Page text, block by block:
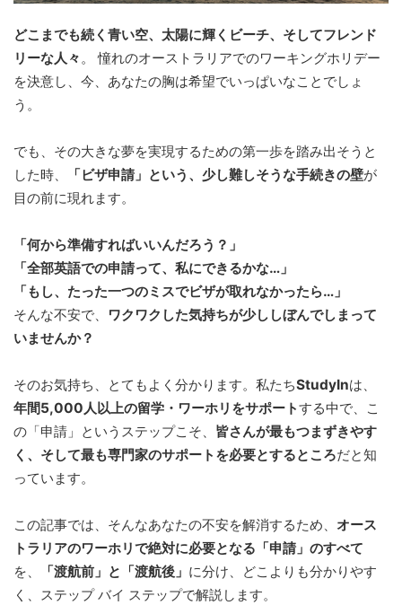
どこまでも続く青い空、太陽に輝くビーチ、そしてフレンド
リーな人々。 憧れのオーストラリアでのワーキングホリデー
を決意し、今、あなたの胸は希望でいっぱいなことでしょ
う。
でも、その大きな夢を実現するための第一歩を踏み出そうと
した時、
「ビザ申請」という、少し難しそうな手続きの壁が
目の前に現れます。
「何から準備すればいいんだろう？」
「全部英語での申請って、私にできるかな…」
「もし、たった一つのミスでビザが取れなかったら…」
そんな不安で、
ワクワクした気持ちが少ししぼんでしまって
いませんか？
そのお気持ち、とてもよく分かります。私たちStudyInは、
年間5,000人以上の留学・ワーホリをサポートする中で、こ
の「申請」というステップこそ、 皆さんが最もつまずきやす
く、そして最も専門家のサポートを必要とするところだと知
っています。
この記事では、そんなあなたの不安を解消するため、 オース
トラリアのワーホリで絶対に必要となる「申請」のすべて
を、
「渡航前」と「渡航後」 に分け、どこよりも分かりやす
く、ステップ バイ ステップで解説します。